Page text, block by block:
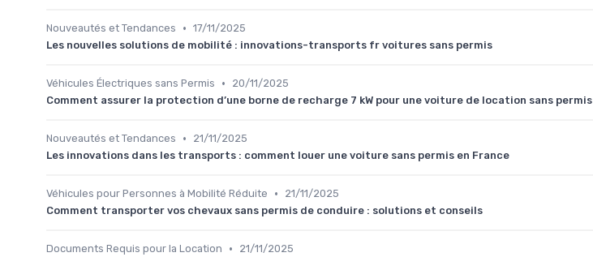
Nouveautés et Tendances • 17/11/2025
Les nouvelles solutions de mobilité : innovations-transports fr voitures sans permis
Véhicules Électriques sans Permis •
20/11/2025
Comment assurer la protection d’une borne de recharge 7 kW pour une voiture de location sans permis
Nouveautés et Tendances •
21/11/2025
Les innovations dans les transports : comment louer une voiture sans permis en France
Véhicules pour Personnes à Mobilité Réduite •
21/11/2025
Comment transporter vos chevaux sans permis de conduire : solutions et conseils
Documents Requis pour la Location •
21/11/2025